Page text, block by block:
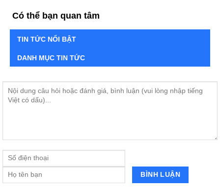
Có thể bạn quan tâm
TIN TỨC NỔI BẬT
DANH MỤC TIN TỨC